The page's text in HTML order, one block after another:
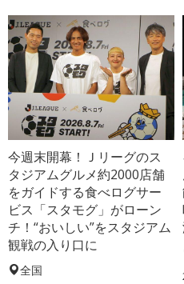
今週末開幕！Ｊリーグのス
タジアムグルメ約2000店舗
をガイドする食べログサー
ビス「スタモグ」がローン
チ！“おいしい”をスタジアム
観戦の入り口に
全国